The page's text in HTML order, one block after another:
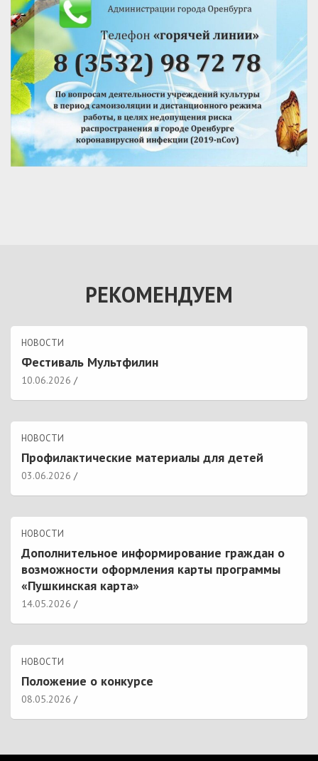
РЕКОМЕНДУЕМ
НОВОСТИ
Фестиваль Мультфилин
10.06.2026
НОВОСТИ
Профилактические материалы для детей
03.06.2026
НОВОСТИ
Дополнительное информирование граждан о
возможности оформления карты программы
«Пушкинская карта»
14.05.2026
НОВОСТИ
Положение о конкурсе
08.05.2026